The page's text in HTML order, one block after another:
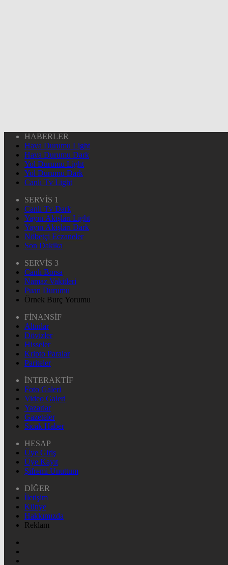
HABERLER
Hava Durumu Light
Hava Durumu Dark
Yol Durumu Light
Yol Durumu Dark
Canlı Tv Light
SERVİS 1
Canlı Tv Dark
Yayın Akışları Light
Yayın Akışları Dark
Nöbetçi Eczaneler
Son Dakika
SERVİS 3
Canlı Borsa
Namaz Vakitleri
Puan Durumu
Örnek Burç Yorumu
FİNANSİF
Altınlar
Dövizler
Hisseler
Kripto Paralar
Pariteler
İNTERAKTİF
Foto Galeri
Video Galeri
Yazarlar
Gazeteler
Sıcak Haber
HESAP
Üye Giriş
Üye Kayıt
Şifremi Unuttum
DİĞER
İletişim
Künye
Hakkımızda
Reklam